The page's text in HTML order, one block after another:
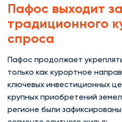
Пафос выходит
традиционного
спроса
Пафос продолжает
только как курортное
ключевых инвестиционных
крупных приобретений
регионе были